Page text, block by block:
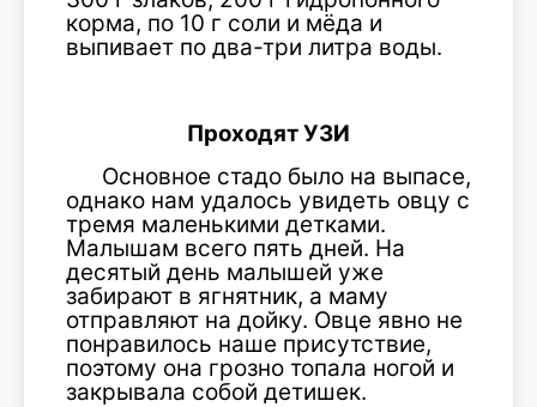
корма, по 10 г соли и мёда и
выпивает по два-три литра воды.
Проходят УЗИ
Основное стадо было на выпасе,
однако нам удалось увидеть овцу с
тремя маленькими детками.
Малышам всего пять дней. На
десятый день малышей уже
забирают в ягнятник, а маму
отправляют на дойку. Овце явно не
понравилось наше присутствие,
поэтому она грозно топала ногой и
закрывала собой детишек.